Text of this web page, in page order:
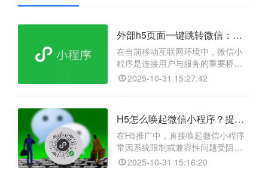
外部h5页面一键跳转微信：天天外链的解决方案
在当前移动互联网环境中，微信小
程序是连接用户与服务的重要桥
梁。但微信平台严格管控外部链
转至小程序。天天外链作为专业跳
页、短信、邮件等渠道一键跳转至
微信小程序，有效绕过平台限制。
此外，该方案配备数据追踪与防封
禁技术，保障链接稳定，助力企
2025-10-31 15:27:42
H5怎么唤起微信小程序？提升运营效率
在H5推广中，直接唤起微信小程序
常因系统限制或兼容性问题受阻，
影响用户体验和转化效果。为此，
2025-10-31 15:16:20